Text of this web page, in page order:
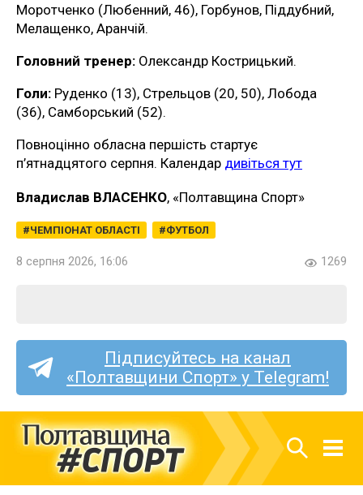
Моротченко (Любенний, 46), Горбунов, Піддубний,
Мелащенко, Аранчій.
Головний тренер: Олександр Кострицький.
Голи: Руденко (13), Стрельцов (20, 50), Лобода
(36), Самборський (52).
Повноцінно обласна першість стартує
п’ятнадцятого серпня. Календар дивіться тут
Владислав ВЛАСЕНКО, «Полтавщина Спорт»
ЧЕМПІОНАТ ОБЛАСТІ ФУТБОЛ
8 серпня 2026, 16:06 1269
Підписуйтесь на канал
«Полтавщини Спорт» у Telegram!